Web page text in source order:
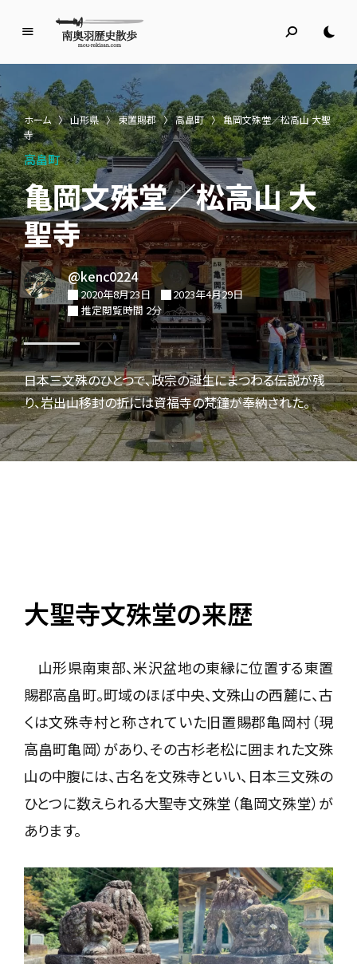
奥
羽
歴
史
散
歩
名所旧跡と館めぐり
ホーム 〉 山形県 〉 東置賜郡 〉 高畠町 〉 亀岡文殊堂／松高山 大聖
寺
高畠町
亀岡文殊堂／松高山 大
聖寺
@kenc0224
2020年8月23日
2023年4月29日
推定閲覧時間 2分
日本三文殊のひとつで、政宗の誕生にまつわる伝説が残
り、岩出山移封の折には資福寺の梵鐘が奉納された。
大聖寺文殊堂の来歴
山形県南東部、米沢盆地の東縁に位置する東置
賜郡高畠町。町域のほぼ中央、文殊山の西麓に、古
くは文殊寺村と称されていた旧置賜郡亀岡村（現
高畠町亀岡）があり、その古杉老松に囲まれた文殊
山の中腹には、古名を文殊寺といい、日本三文殊の
ひとつに数えられる大聖寺文殊堂（亀岡文殊堂）が
あります。